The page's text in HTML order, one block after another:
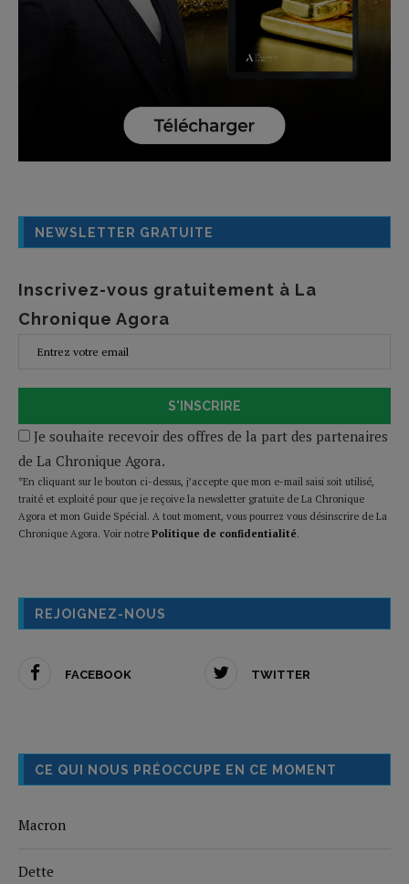
NEWSLETTER GRATUITE
Inscrivez-vous gratuitement à La
Chronique Agora
S'INSCRIRE
Je souhaite recevoir des offres de la part des partenaires
de La Chronique Agora.
*En cliquant sur le bouton ci-dessus, j’accepte que mon e-mail saisi soit utilisé,
traité et exploité pour que je reçoive la newsletter gratuite de La Chronique
Agora et mon Guide Spécial. A tout moment, vous pourrez vous désinscrire de La
Chronique Agora. Voir notre Politique de confidentialité.
REJOIGNEZ-NOUS
FACEBOOK TWITTER
CE QUI NOUS PRÉOCCUPE EN CE MOMENT
Macron
Dette